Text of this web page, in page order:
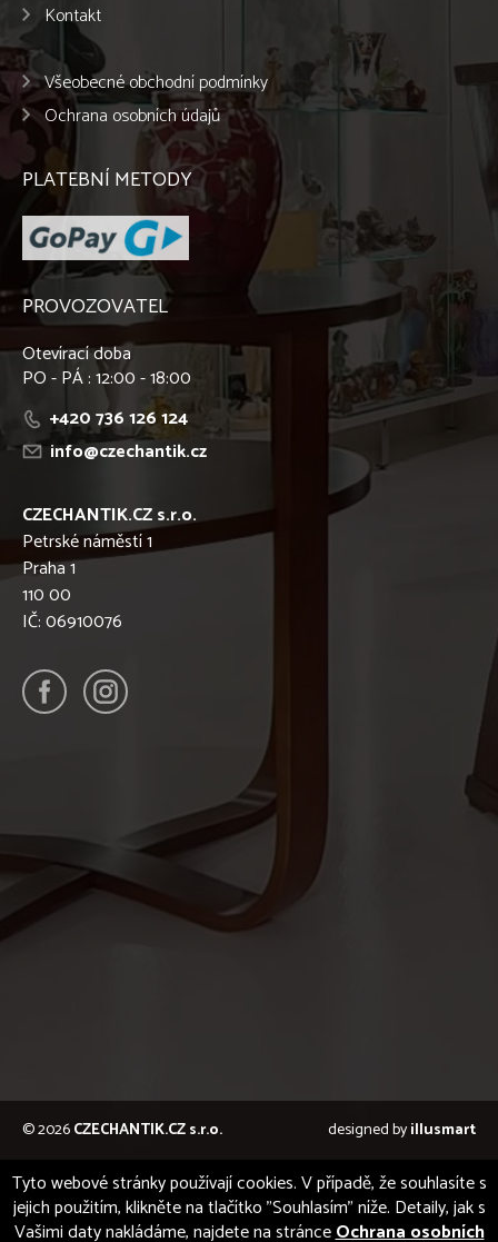
Kontakt
Všeobecné obchodní podmínky
Ochrana osobních údajů
PLATEBNÍ METODY
PROVOZOVATEL
Otevírací doba
PO - PÁ : 12:00 - 18:00
+420 736 126 124
info@czechantik.cz
CZECHANTIK.CZ s.r.o.
Petrské náměstí 1
Praha 1
110 00
IČ: 06910076
© 2026CZECHANTIK.CZ s.r.o. designed byillusmart
Tyto webové stránky používají cookies. V případě, že souhlasíte s
jejich použitím, klikněte na tlačítko "Souhlasím" níže. Detaily, jak s
Vašimi daty nakládáme, najdete na stránceOchrana osobních